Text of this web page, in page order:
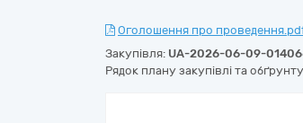
Оголошення про
Закупівля: UA-2026-06-09-
Рядок плану закупівлі та